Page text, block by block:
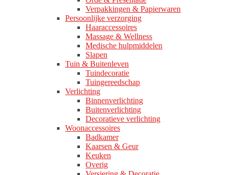
Verpakkingen & Papierwaren
Persoonlijke verzorging
Haaraccessoires
Massage & Wellness
Medische hulpmiddelen
Slapen
Tuin & Buitenleven
Tuindecoratie
Tuingereedschap
Verlichting
Binnenverlichting
Buitenverlichting
Decoratieve verlichting
Woonaccessoires
Badkamer
Kaarsen & Geur
Keuken
Overig